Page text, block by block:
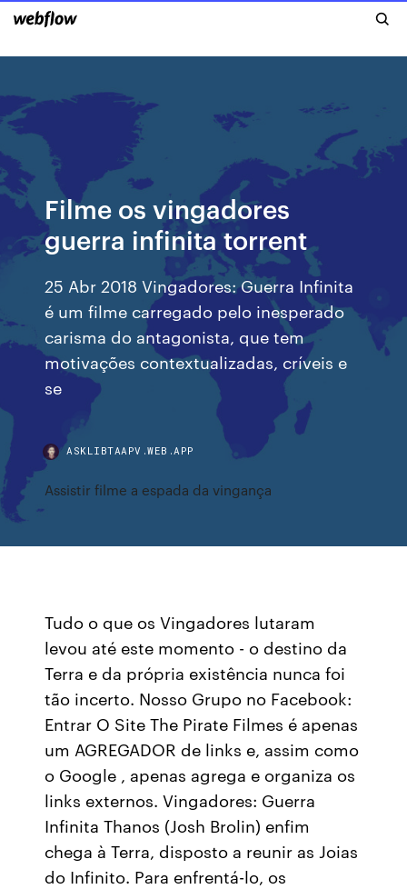
Filme os vingadores
guerra infinita torrent
25 Abr 2018 Vingadores: Guerra Infinita
é um filme carregado pelo inesperado
carisma do antagonista, que tem
motivações contextualizadas, críveis e
se
ASKLIBTAAPV.WEB.APP
Assistir filme a espada da vingança
Tudo o que os Vingadores lutaram
levou até este momento - o destino da
Terra e da própria existência nunca foi
tão incerto. Nosso Grupo no Facebook:
Entrar O Site The Pirate Filmes é apenas
um AGREGADOR de links e, assim como
o Google , apenas agrega e organiza os
links externos. Vingadores: Guerra
Infinita Thanos (Josh Brolin) enfim
chega à Terra, disposto a reunir as Joias
do Infinito. Para enfrentá-lo, os